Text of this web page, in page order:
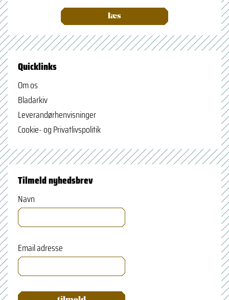
læs
Quicklinks
Om os
Bladarkiv
Leverandørhenvisninger
Cookie- og Privatlivspolitik
Tilmeld nyhedsbrev
Navn
Email adresse